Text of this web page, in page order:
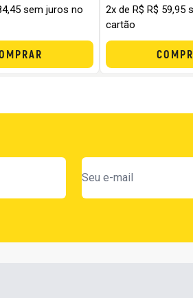
sem juros no
2x de R$ R$ 59,95
cartão